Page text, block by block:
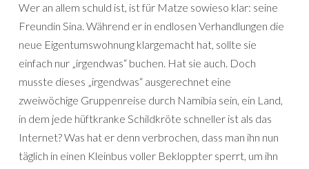
Wer an allem schuld ist, ist für Matze sowieso klar: seine
Freundin Sina. Während er in endlosen Verhandlungen die
neue Eigentumswohnung klargemacht hat, sollte sie
einfach nur „irgendwas“ buchen. Hat sie auch. Doch
musste dieses „irgendwas“ ausgerechnet eine
zweiwöchige Gruppenreise durch Namibia sein, ein Land,
in dem jede hüftkranke Schildkröte schneller ist als das
Internet? Was hat er denn verbrochen, dass man ihn nun
täglich in einen Kleinbus voller Bekloppter sperrt, um ihn